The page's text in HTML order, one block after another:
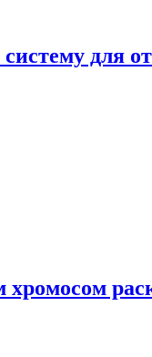
систему для